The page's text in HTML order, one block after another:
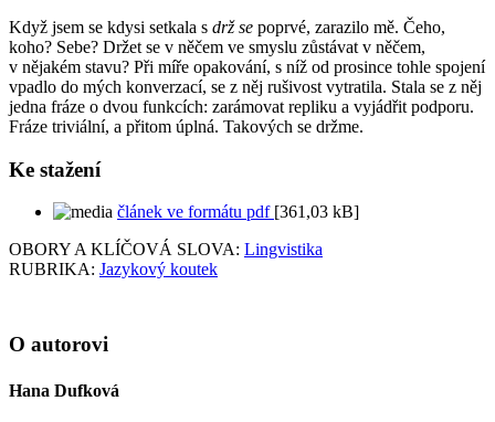
Když jsem se kdysi setkala s drž se poprvé, zarazilo mě. Čeho,
koho? Sebe? Držet se v něčem ve smyslu zůstávat v něčem,
v nějakém stavu? Při míře opakování, s níž od prosince tohle spojení
vpadlo do mých konverzací, se z něj rušivost vytratila. Stala se z něj
jedna fráze o dvou funkcích: zarámovat repliku a vyjádřit podporu.
Fráze triviální, a přitom úplná. Takových se držme.
Ke stažení
článek ve formátu pdf [361,03 kB]
OBORY A KLÍČOVÁ SLOVA: Lingvistika
RUBRIKA: Jazykový koutek
O autorovi
Hana Dufková